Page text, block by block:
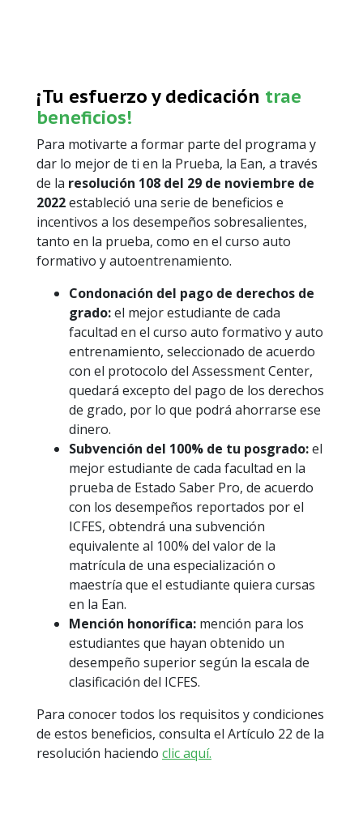
¡Tu esfuerzo y dedicación trae
beneficios!
Para motivarte a formar parte del programa y
dar lo mejor de ti en la Prueba, la Ean, a través
de la resolución 108 del 29 de noviembre de
2022estableció una serie de beneficios e
incentivos a los desempeños sobresalientes,
tanto en la prueba, como en el curso auto
formativo y autoentrenamiento.
Condonación del pago de derechos de
grado:el mejor estudiante de cada
facultad en el curso auto formativo y auto
entrenamiento, seleccionado de acuerdo
con el protocolo del Assessment Center,
quedará excepto del pago de los derechos
de grado, por lo que podrá ahorrarse ese
dinero.
Subvención del 100% de tu posgrado:el
mejor estudiante de cada facultad en la
prueba de Estado Saber Pro, de acuerdo
con los desempeños reportados por el
ICFES, obtendrá una subvención
equivalente al 100% del valor de la
matrícula de una especialización o
maestría que el estudiante quiera cursas
en la Ean.
Mención honorífica: mención para los
estudiantes que hayan obtenido un
desempeño superior según la escala de
clasificación del ICFES.
Para conocer todos los requisitos y condiciones
de estos beneficios, consulta el Artículo 22 de la
resolución haciendo clic aquí.